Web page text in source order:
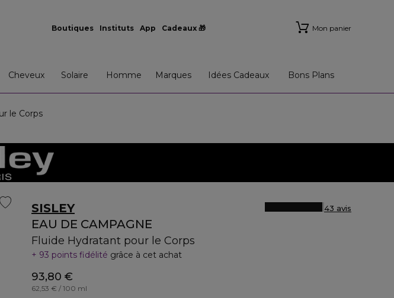
Boutiques Instituts App Cadeaux 🎁 Mon panier
Cheveux Solaire Homme Marques Idées Cadeaux Bons Plans
le Corps
SISLEY
EAU DE CAMPAGNE
Fluide Hydratant pour le Corps
43 avis
93 points fidélité grâce à cet achat
93,80 €
62,53 € / 100 ml